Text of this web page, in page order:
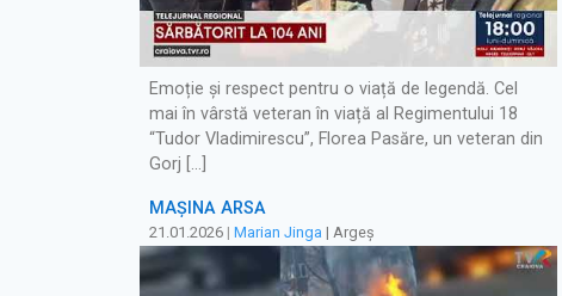
Emoție și respect pentru o viață de legendă. Cel
mai în vârstă veteran în viață al Regimentului 18
“Tudor Vladimirescu”, Florea Pasăre, un veteran din
Gorj […]
MAȘINĂ ARSĂ
21.01.2026 | Marian Jinga | Argeș